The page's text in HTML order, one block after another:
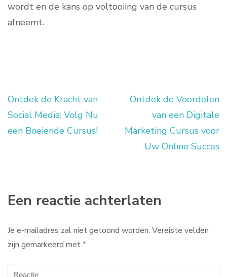
wordt en de kans op voltooiing van de cursus
afneemt.
Berichtnavigatie
Ontdek de Kracht van
Social Media: Volg Nu
een Boeiende Cursus!
Ontdek de Voordelen
van een Digitale
Marketing Cursus voor
Uw Online Succes
Een reactie achterlaten
Je e-mailadres zal niet getoond worden. Vereiste velden
zijn gemarkeerd met*
Reactie